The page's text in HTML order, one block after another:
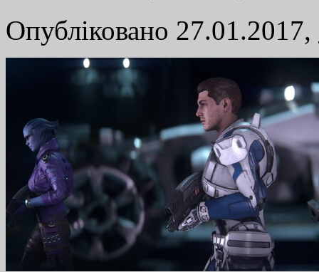
Опубліковано 27.01.2017,